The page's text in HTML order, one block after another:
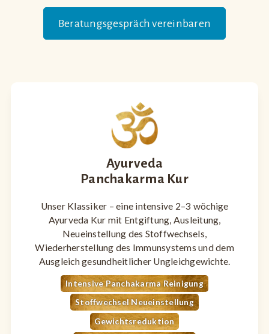
Beratungsgespräch vereinbaren
Ayurveda
Panchakarma Kur
Unser Klassiker – eine intensive 2–3 wöchige
Ayurveda Kur mit Entgiftung, Ausleitung,
Neueinstellung des Stoffwechsels,
Wiederherstellung des Immunsystems und dem
Ausgleich gesundheitlicher Ungleichgewichte.
Intensive Panchakarma Reinigung
Stoffwechsel Neueinstellung
Gewichtsreduktion